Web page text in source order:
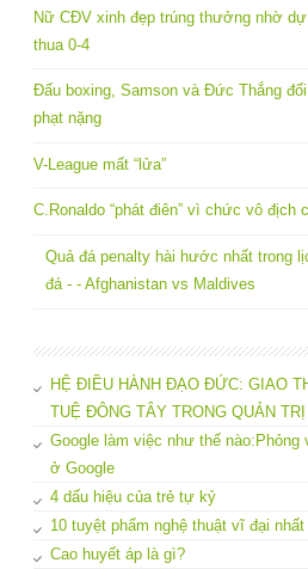
Nữ CĐV xinh đẹp trúng thưởng nhờ
thua 0-4
Đấu boxing, Samson và Đức Thắng
phạt nặng
V-League mất “lửa”
C.Ronaldo “phát điên” vì chức vô địch
Quả đá penalty hài hước nhất trong
đá - - Afghanistan vs Maldives
HỆ ĐIỀU HÀNH ĐẠO ĐỨC: GIAO
TUỆ ĐÔNG TÂY TRONG QUẢN
Google làm việc như thế nào:Phỏng
ở Google
4 dấu hiệu của trẻ tự kỷ
10 tuyệt phẩm nghệ thuật vĩ đại
Cao huyết áp là gì?